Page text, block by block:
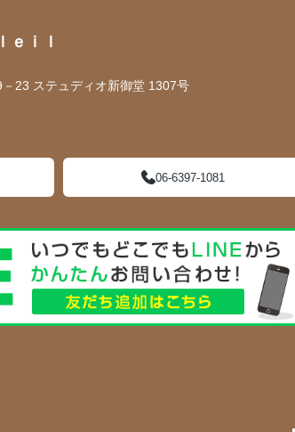
ｉｌ
23 ステュディオ新御堂 1307号
06-6397-1081